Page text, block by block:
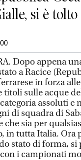
si è
Dopo appena
a Racice
in forza
titoli sulle acque
assoluti e
di squadra di
che sia per
in tutta Italia. Ora
stato di forma,
i campionati